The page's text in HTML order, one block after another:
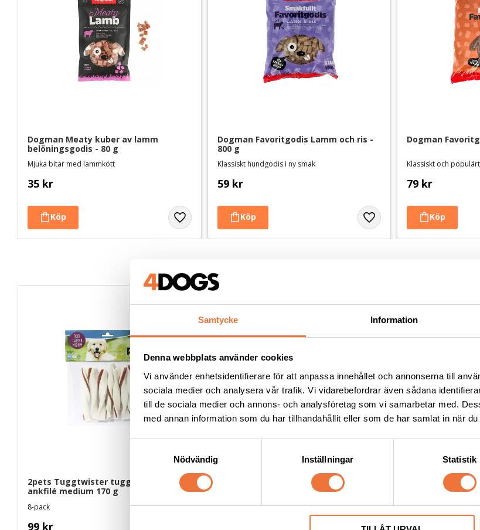
Samtycke Information
Denna webbplats använder cookies
Vi använder enhetsidentifierare för att anpassa innehållet och annonserna till
sociala medier och analysera vår trafik. Vi vidarebefordrar även sådana
till de sociala medier och annons- och analysföretag som vi samarbetar med.
med annan information som du har tillhandahållit eller som de har samlat in när
t
Nödvändig Inställningar Statistik
Dogman Meaty kuber av lamm
belöningsgodis - 80 g
Mjuka bitar med lammkött
35 kr
Dogman Favoritgodis Lamm och ris -
800 g
Klassiskt hundgodis i ny smak
59 kr
Dogman
Klassiskt och
79 kr
2pets Tuggtwister tuggben med
ankfilé medium 170 g
8-pack
99 kr
2pets Tuggtwister tuggben med
8-pack
Vetbed Ljusgrå
Tjocklek ca 28 mm.
119